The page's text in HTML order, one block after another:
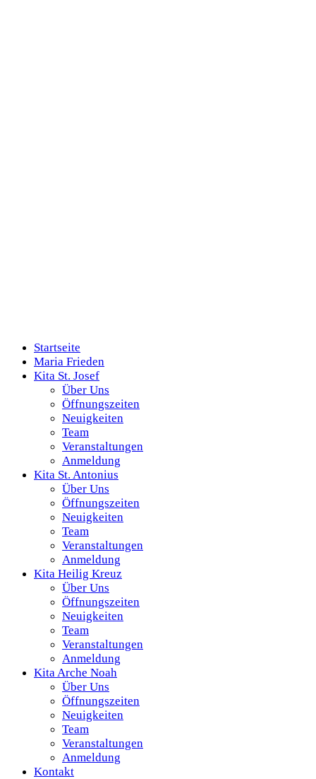
Startseite
Maria Frieden
Kita St. Josef
Über Uns
Öffnungszeiten
Neuigkeiten
Team
Veranstaltungen
Anmeldung
Kita St. Antonius
Über Uns
Öffnungszeiten
Neuigkeiten
Team
Veranstaltungen
Anmeldung
Kita Heilig Kreuz
Über Uns
Öffnungszeiten
Neuigkeiten
Team
Veranstaltungen
Anmeldung
Kita Arche Noah
Über Uns
Öffnungszeiten
Neuigkeiten
Team
Veranstaltungen
Anmeldung
Kontakt